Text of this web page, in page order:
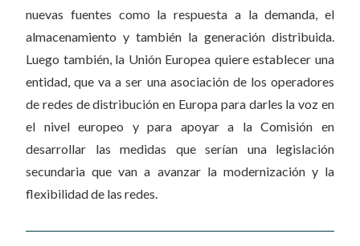
nuevas fuentes como la respuesta a la demanda, el
almacenamiento y también la generación distribuida.
Luego también, la Unión Europea quiere establecer una
entidad, que va a ser una asociación de los operadores
de redes de distribución en Europa para darles la voz en
el nivel europeo y para apoyar a la Comisión en
desarrollar las medidas que serían una legislación
secundaria que van a avanzar la modernización y la
flexibilidad de las redes.